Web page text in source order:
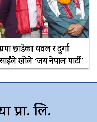
छाडेका धवल र दुर्गा
खोले ‘जय नेपाल पार्टी’
प्रा. लि.